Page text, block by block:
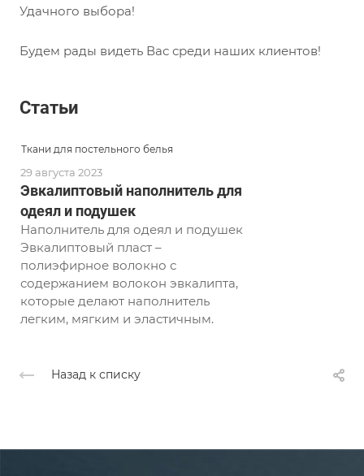
Удачного выбора!
Будем рады видеть Вас среди наших клиентов!
Статьи
Ткани для постельного белья
29 августа 2023
Эвкалиптовый наполнитель для
одеял и подушек
Наполнитель для одеял и подушек
Эвкалиптовый пласт –
полиэфирное волокно с
содержанием волокон эвкалипта,
которые делают наполнитель
легким, мягким и эластичным.
Назад к списку